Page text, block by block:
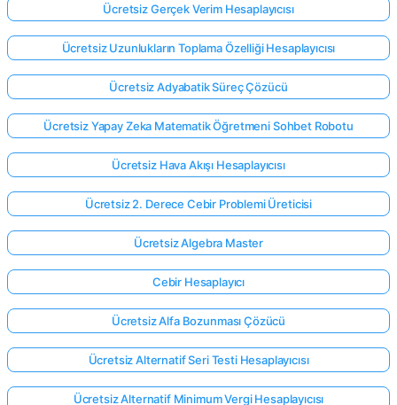
Ücretsiz Gerçek Verim Hesaplayıcısı
Ücretsiz Uzunlukların Toplama Özelliği Hesaplayıcısı
Ücretsiz Adyabatik Süreç Çözücü
Ücretsiz Yapay Zeka Matematik Öğretmeni Sohbet Robotu
Ücretsiz Hava Akışı Hesaplayıcısı
Ücretsiz 2. Derece Cebir Problemi Üreticisi
Ücretsiz Algebra Master
Cebir Hesaplayıcı
Ücretsiz Alfa Bozunması Çözücü
Ücretsiz Alternatif Seri Testi Hesaplayıcısı
Ücretsiz Alternatif Minimum Vergi Hesaplayıcısı